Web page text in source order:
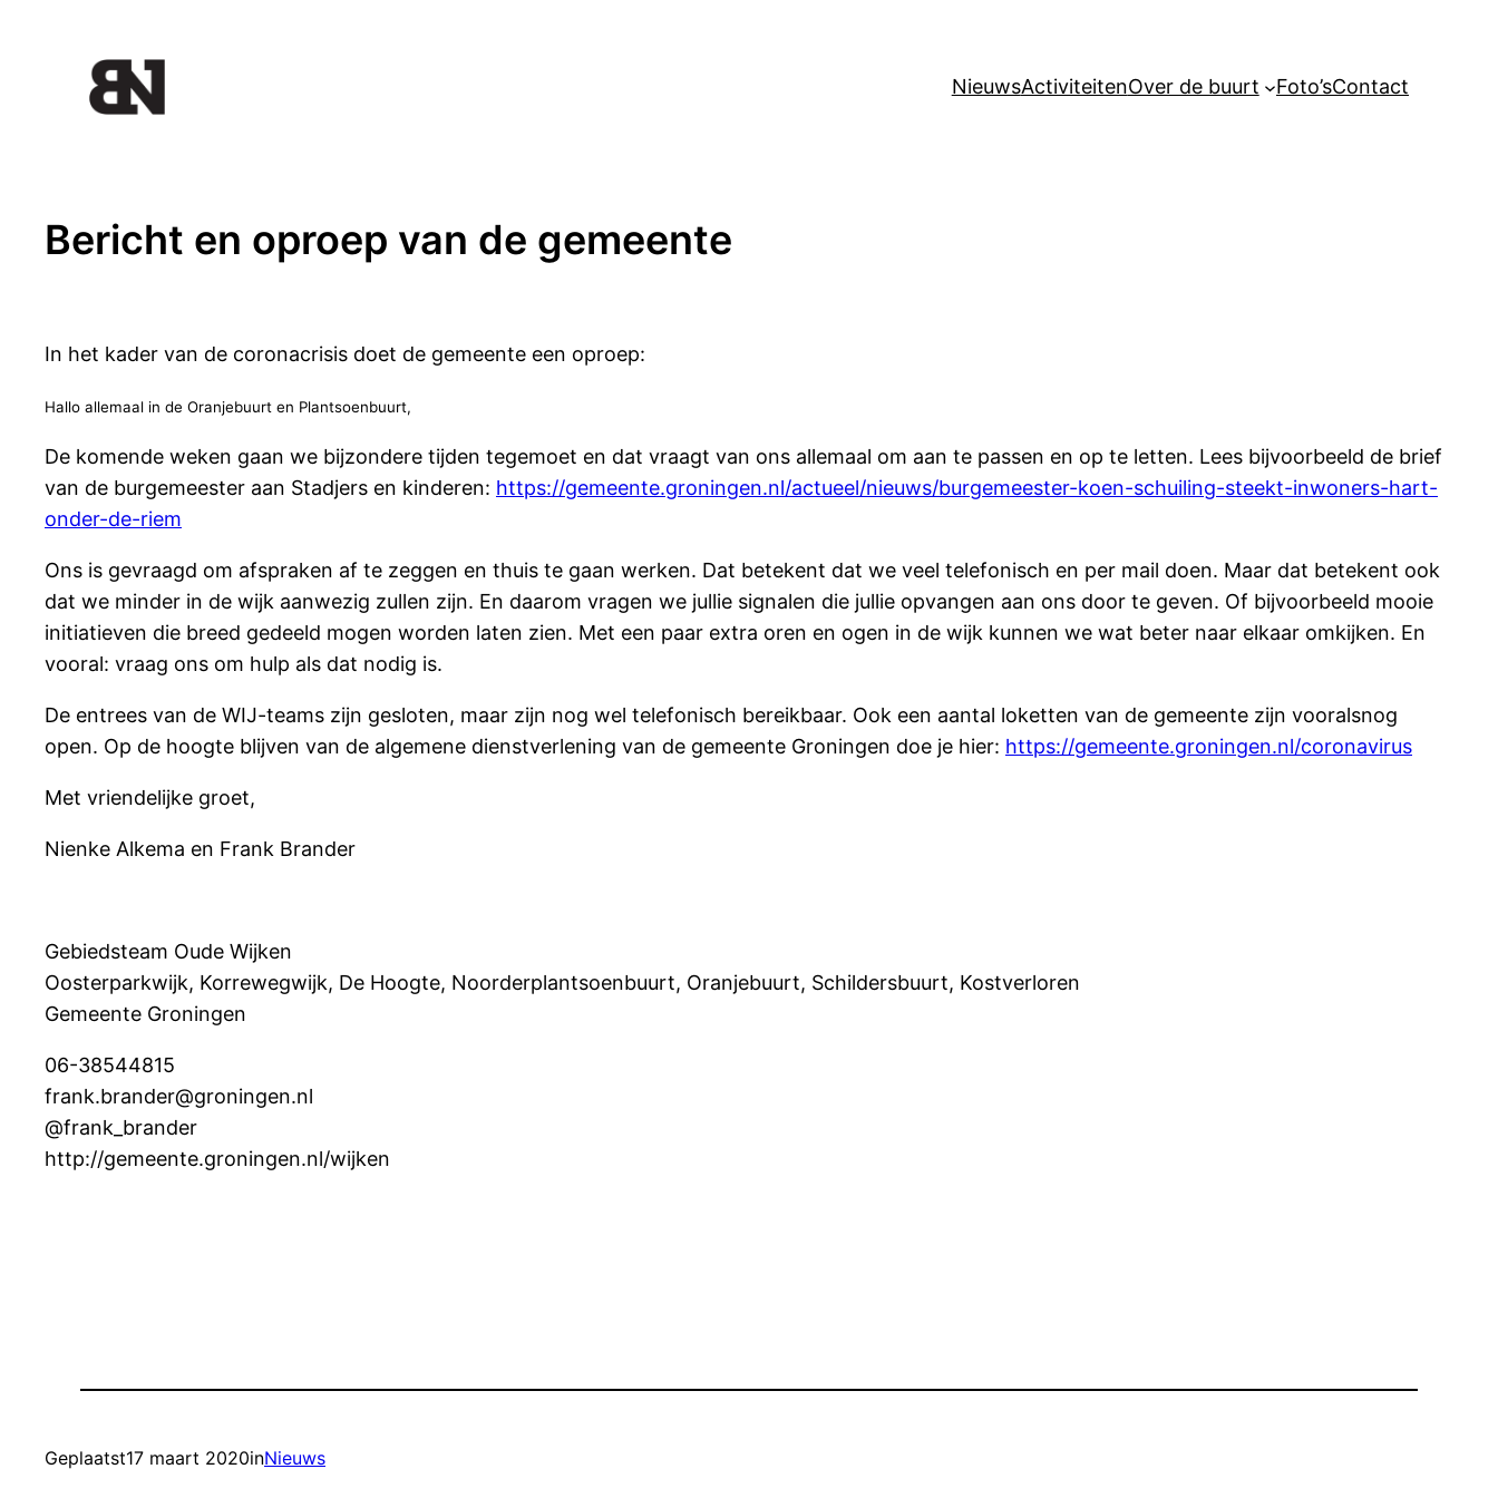
NieuwsActiviteitenOver de buurt Foto’sContact
Bericht en oproep van de gemeente
In het kader van de coronacrisis doet de gemeente een oproep:
Hallo allemaal in de Oranjebuurt en Plantsoenbuurt,
De komende weken gaan we bijzondere tijden tegemoet en dat vraagt van ons allemaal om aan te passen en op te letten. Lees bijvoorbeeld de brief
van de burgemeester aan Stadjers en kinderen: https://gemeente.groningen.nl/actueel/nieuws/burgemeester-koen-schuiling-steekt-inwoners-hart-
onder-de-riem
Ons is gevraagd om afspraken af te zeggen en thuis te gaan werken. Dat betekent dat we veel telefonisch en per mail doen. Maar dat betekent ook
dat we minder in de wijk aanwezig zullen zijn. En daarom vragen we jullie signalen die jullie opvangen aan ons door te geven. Of bijvoorbeeld mooie
initiatieven die breed gedeeld mogen worden laten zien. Met een paar extra oren en ogen in de wijk kunnen we wat beter naar elkaar omkijken. En
vooral: vraag ons om hulp als dat nodig is.
De entrees van de WIJ-teams zijn gesloten, maar zijn nog wel telefonisch bereikbaar. Ook een aantal loketten van de gemeente zijn vooralsnog
open. Op de hoogte blijven van de algemene dienstverlening van de gemeente Groningen doe je hier: https://gemeente.groningen.nl/coronavirus
Met vriendelijke groet,
Nienke Alkema en Frank Brander
Gebiedsteam Oude Wijken
Oosterparkwijk, Korrewegwijk, De Hoogte, Noorderplantsoenbuurt, Oranjebuurt, Schildersbuurt, Kostverloren
Gemeente Groningen
06-38544815
frank.brander@groningen.nl
@frank_brander
http://gemeente.groningen.nl/wijken
Geplaatst17 maart 2020inNieuws